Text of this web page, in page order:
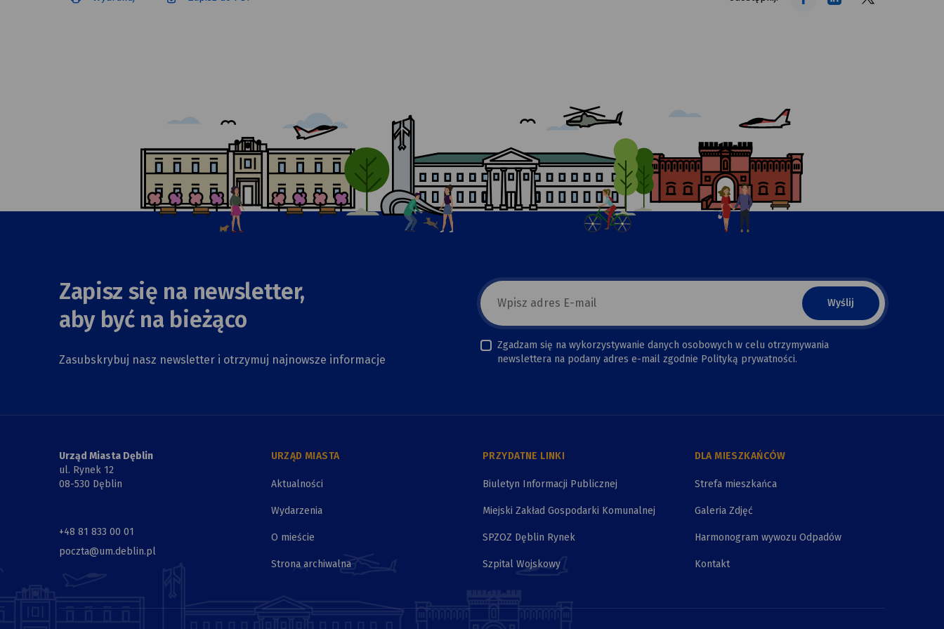
Zapisz się na newsletter,
aby być na bieżąco
Zasubskrybuj nasz newsletter i otrzymuj najnowsze informacje
E-
mail
newsletter
Zgadzam się na wykorzystywanie danych osobowych w celu otrzymywania
newslettera na podany adres e-mail zgodnie Polityką prywatności.
Urząd Miasta Dęblin
ul. Rynek 12
08-530 Dęblin
+48 81 833 00 01
poczta@um.deblin.pl
URZĄD MIASTA
Aktualności
Wydarzenia
O mieście
Strona archiwalna
PRZYDATNE LINKI
Biuletyn Informacji Publicznej
Miejski Zakład Gospodarki Komunalnej
SPZOZ Dęblin Rynek
Szpital Wojskowy
DLA MIESZKAŃCÓW
Strefa mieszkańca
Galeria Zdjęć
Harmonogram wywozu Odpadów
Kontakt